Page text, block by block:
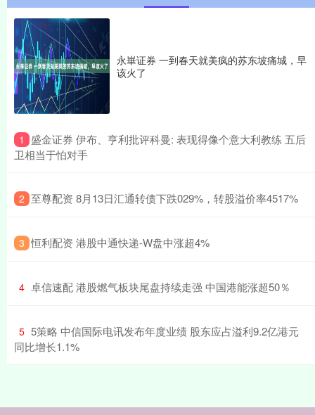
永崋证券 一到春天就美疯的苏东坡痛城，早
该火了
1 ​盛金证券 伊布、亨利批评科曼: 表现得像个意大利教练 五后
卫相当于怕对手
2 ​至尊配资 8月13日汇通转债下跌029%，转股溢价率4517%
3 ​恒利配资 港股中通快递-W盘中涨超4%
4 ​卓信速配 港股燃气板块尾盘持续走强 中国港能涨超50％
5 ​5策略 中信国际电讯发布年度业绩 股东应占溢利9.2亿港元
同比增长1.1%